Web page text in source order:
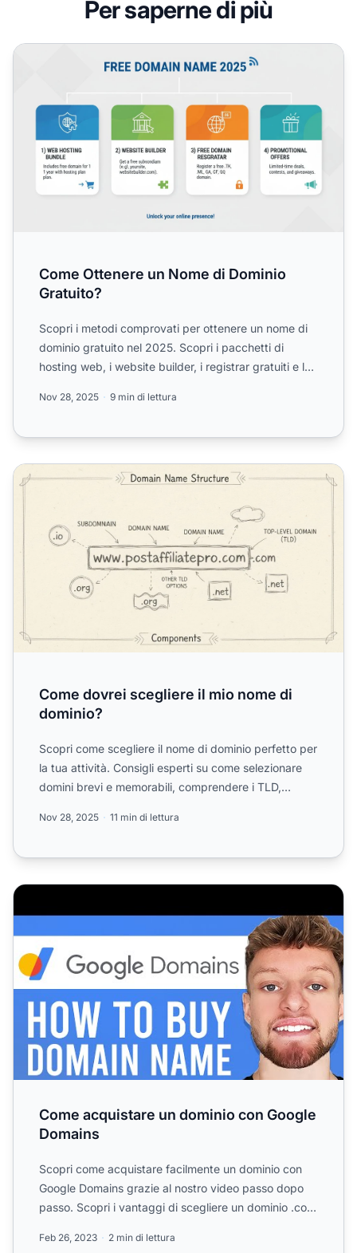
Per saperne di più
Come Ottenere un Nome di Dominio Gratuito?
Come Ottenere un Nome di Dominio
Gratuito?
Scopri i metodi comprovati per ottenere un nome di
dominio gratuito nel 2025. Scopri i pacchetti di
hosting web, i website builder, i registrar gratuiti e le
Nov 28, 2025 9 min di lettura
Come dovrei scegliere il mio nome di dominio?
Come dovrei scegliere il mio nome di
dominio?
Scopri come scegliere il nome di dominio perfetto per
la tua attività. Consigli esperti su come selezionare
domini brevi e memorabili, comprendere i TLD,
Nov 28, 2025 11 min di lettura
Come acquistare un dominio con Google Domains
Come acquistare un dominio con Google
Domains
Scopri come acquistare facilmente un dominio con
Google Domains grazie al nostro video passo dopo
passo. Scopri i vantaggi di scegliere un dominio .com
Feb 26, 2023 2 min di lettura